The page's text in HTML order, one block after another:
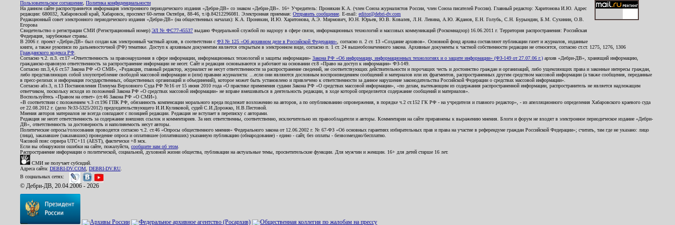
Пользовательское соглашение Политика конфиденциальности
На данном сайте распространяется информация электронного периодического издания «Дебри-ДВ» со знаком «Дебри-ДВ». 16+ Учредитель: Пронякин К.А. (член Союза журналистов России, член Союза писателей России). Главный редактор: Харитонова И.Ю. Адрес
редакции: 680032, Хабаровский край, Хабаровск, проспект 60-летия Октября, 88-46, т./ф.84212296081. Электронная приемная: Отправить сообщение . E-mail: editor@debri-dv.com
Редакционный совет электронного периодического издания «Дебри-ДВ» (на общественных началах): К.А. Пронякин, И.Ю. Харитонова, А.Э. Мирмович, Ю.Н. Юрьев, Ю.В. Ковалев, Л.Н. Левина, А.Ю. Жданов, Е.Н. Голубь, С.Н. Бурындин, Б.М. Сухинин, О.В.
Егорова
Свидетельство о регистрации СМИ (Регистрационный номер) ЭЛ № ФС77-45537 выдано Федеральной службой по надзору в сфере связи, информационных технологий и массовых коммуникаций (Роскомнадзор) 16.06.2011 г. Территория распространения: Российская
Федерация, зарубежные страны.
В 2006 г. проект «Дебри-ДВ» был создан как электронный частный архив, в соответствии с ФЗ № 125 «Об архивном деле в Российской Федерации» , согласно п. 2 ст. 13 «Создание архивов». Основной фонд архива составляют публикации газет и журналов, изданные
книги, а также рукописи по дальневосточной (РФ) тематике. Доступ к архивным документам является открытым в электронном виде, согласно п. 1 ст. 24 вышеобозначенного закона. Архивные документы к частной собственности редакции не относятся, согласно ст.ст. 1275, 1276, 1306
Гражданского кодекса РФ
Согласно ч.2. п.3. ст.17 «Ответственность за правонарушения в сфере информации, информационных технологий и защиты информации» Закона РФ «Об информации, информационных технологиях и о защите информации» (ФЗ-149 от 27.07.06 г.) архив «Дебри-ДВ», хранящий информацию,
гражданско-правовую ответственность за распространение информации не несет. Сайт и редакция основываются и работают на основании ст.8 «Право на доступ к информации» ФЗ-149.
Согласно пп.3,4,6 ст.57 Закона РФ «О СМИ», «Редакция, главный редактор, журналист не несут ответственности за распространение сведений, не соответствующих действительности и порочащих честь и достоинство граждан и организаций, либо ущемляющих права и законные интересы граждан,
либо представляющих собой злоупотребление свободой массовой информации и (или) правами журналиста: ...если они являются дословным воспроизведением сообщений и материалов или их фрагментов, распространенных другим средством массовой информации (а также сообщения, переданные
в пресс-релизах и информация государственных, общественных организаций и объединений), которое может быть установлено и привлечено к ответственности за данное нарушение законодательства Российской Федерации о средствах массовой информации».
Согласно абз.3, п.13 Постановления Пленума Верховного Суда РФ №16 от 15 июня 2010 года «О практике применения судами Закона РФ «О средствах массовой информации», «по делам, вытекающим из содержания распространенной информации, распространитель не является надлежащим
ответчиком, поскольку исходя из положений Закона РФ «О средствах массовой информации» не вправе вмешиваться в деятельность редакции, в ходе которой определяется содержание сообщений и материалов».
Воспользуйтесь «Правом на ответ» (ст.46 Закона РФ «О СМИ»).
«В соответствии с положением ч.3 ст.196 ГПК РФ, обязанность компенсации морального вреда подлежит возложению на авторов, а по опубликованию опровержения, в порядке ч.2 ст.152 ГК РФ - на учредителя и главного редактор», - из апелляционного определения Хабаровского краевого суда
от 22.08.2012 г. (дело №33-5325/2012) председательствующего И.И.Куликовой, судей С.И.Дорожко, Н.В.Пестовой.
Мнения авторов материалов не всегда совпадают с позицией редакции. Редакция не вступает в переписку с авторами.
Редакция не несет ответственность за содержание внешних ссылок и комментариев. За них ответственны, соответственно, исключительно их правообладатели и авторы. Комментарии на сайте приравнены к выражению мнения. Блоги и форум не входят в электронное периодическое издание «Дебри-
ДВ», ответственность за достоверность и наполняемость несут авторы.
Политические опросы/голосования проводятся согласно ч.2. ст.46 «Опросы общественного мнения» Федерального закона от 12.06.2002 г. № 67-ФЗ «Об основных гарантиях избирательных прав и права на участие в референдуме граждан Российской Федерации»; считать, там где не указано: лицо
(лица), заказавшее (заказавших) проведение опроса и оплатившее (оплативших) указанную публикацию (обнародование) - едино - сайт, без оплаты - безвозмездно/бесплатно.
Часовой пояс сервера UTC+11 (AEST), фактически +8 мск.
Если вы обнаружили ошибки на сайте, пожалуйста, сообщите нам об этом
Распространение информации о политической, социальной, духовной жизни общества, публикации на актуальные темы, просветительские функции. Для мужчин и женщин. 16+ для детей старше 16 лет.
СМИ не получает субсидий.
Адреса сайта: DEBRI-DV.COM DEBRI-DV.RU
В социальных сетях:
© Дебри-ДВ, 20.04.2006 - 2026